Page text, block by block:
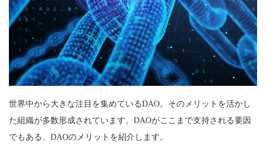
世界中から大きな注目を集めているDAO。そのメリットを活かし
た組織が多数形成されています。DAOがここまで支持される要因
でもある、DAOのメリットを紹介します。